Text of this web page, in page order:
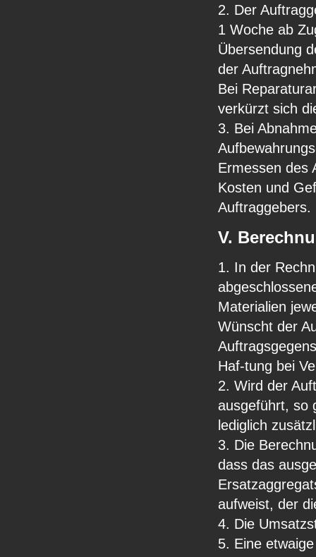
2. Der
1 Woche ab
Übersendung
der
Bei
verkürzt sich
3. Bei
Ermessen des
Kosten und
Auftraggebers.
V.
1. In der
Materialien
Wünscht der
Haf-tung bei
2. Wird der
ausgeführt, so
lediglich
3. Die
dass das
aufweist, der
4. Die
5. Eine